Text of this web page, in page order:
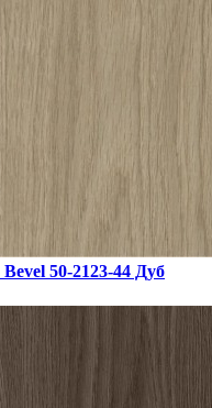
50-2123-44 Дуб